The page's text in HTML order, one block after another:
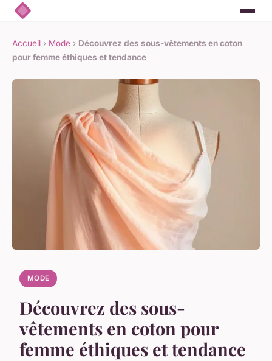
Accueil › Mode › Découvrez des sous-vêtements en coton
pour femme éthiques et tendance
MODE
Découvrez des sous-
vêtements en coton pour
femme éthiques et tendance